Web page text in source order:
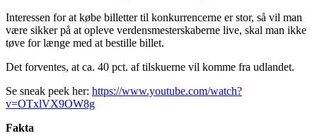
Interessen for at købe billetter til konkurrencerne er stor, så vil man
være sikker på at opleve verdensmesterskaberne live, skal man ikke
tøve for længe med at bestille billet.
Det forventes, at ca. 40 pct. af tilskuerne vil komme fra udlandet.
Se sneak peek her: https://www.youtube.com/watch?
v=OTxlVX9OW8g
Fakta